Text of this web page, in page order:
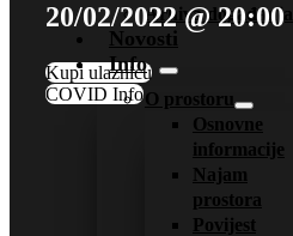
Arhiva događanja
Novosti
Info
O prostoru
Osnovne
informacije
Najam
prostora
Povijest
20/02/2022 @ 20:00
Kupi ulaznicu
COVID Info